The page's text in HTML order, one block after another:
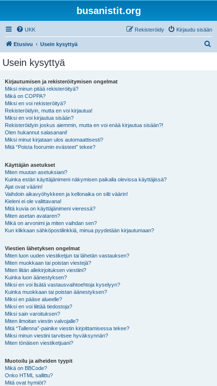
busanistit.org
UKK Kirjaudu sisään
Rekisteröidy
Etusivu Usein kysyttyä
Usein kysyttyä
Kirjautumisen ja rekisteröitymisen ongelmat
Miksi minun pitää rekisteröityä?
Mikä on COPPA?
Miksi en voi rekisteröityä?
Rekisteröidyin, mutta en voi kirjautua!
Miksi en voi kirjautua sisään?
Rekisteröidyin joskus aiemmin, mutta en voi enää kirjautua sisään?!
Olen hukannut salasanani!
Miksi minut kirjataan ulos automaattisesti?
Mitä “Poista foorumin evästeet” tekee?
Käyttäjän asetukset
Miten muutan asetuksiani?
Kuinka estän käyttäjänimeni näkymisen paikalla olevissa käyttäjissä?
Ajat ovat väärin!
Vaihdoin aikavyöhykkeen ja kellonaika on silti väärin!
Kieleni ei ole valittavana!
Mitä kuvia on käyttäjänimeni vieressä?
Miten asetan avataren?
Mikä on arvonimi ja miten vaihdan sen?
Kun klikkaan sähköpostilinkkiä, minua pyydetään kirjautumaan?
Viestien lähetyksen ongelmat
Miten luon uuden viestiketjun tai lähetän vastauksen?
Miten muokkaan tai poistan viestejä?
Miten liitän allekirjoituksen viestiini?
Kuinka luon äänestyksen?
Miksi en voi lisätä vastausvaihtoehtoja kyselyyn?
Kuinka muokkaan tai poistan äänestyksen?
Miksi en pääse alueelle?
Miksi en voi liittää tiedostoja?
Miksi sain varoituksen?
Miten ilmoitan viestin valvojalle?
Mitä “Tallenna”-painike viestin kirjoittamisessa tekee?
Miksi minun viestini tarvitsee hyväksynnän?
Miten tönäisen viestiketjuani?
Muotoilu ja aiheiden tyypit
Mikä on BBCode?
Onko HTML sallittu?
Mitä ovat hymiöt?